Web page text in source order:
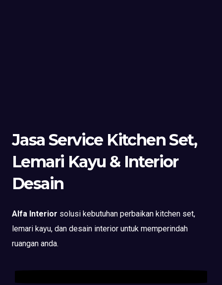
Jasa Service Kitchen Set,
Lemari Kayu & Interior
Desain
Alfa Interior solusi kebutuhan perbaikan kitchen set,
lemari kayu, dan desain interior untuk memperindah
ruangan anda.